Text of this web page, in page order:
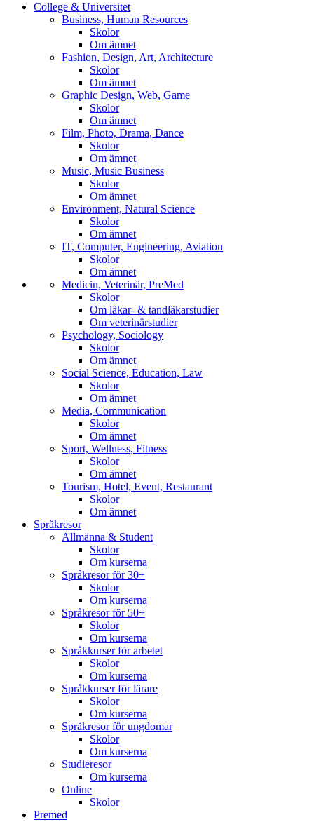
College & Universitet
Business, Human Resources
Skolor
Om ämnet
Fashion, Design, Art, Architecture
Skolor
Om ämnet
Graphic Design, Web, Game
Skolor
Om ämnet
Film, Photo, Drama, Dance
Skolor
Om ämnet
Music, Music Business
Skolor
Om ämnet
Environment, Natural Science
Skolor
Om ämnet
IT, Computer, Engineering, Aviation
Skolor
Om ämnet
Medicin, Veterinär, PreMed
Skolor
Om läkar- & tandläkarstudier
Om veterinärstudier
Psychology, Sociology
Skolor
Om ämnet
Social Science, Education, Law
Skolor
Om ämnet
Media, Communication
Skolor
Om ämnet
Sport, Wellness, Fitness
Skolor
Om ämnet
Tourism, Hotel, Event, Restaurant
Skolor
Om ämnet
Språkresor
Allmänna & Student
Skolor
Om kurserna
Språkresor för 30+
Skolor
Om kurserna
Språkresor för 50+
Skolor
Om kurserna
Språkkurser för arbetet
Skolor
Om kurserna
Språkkurser för lärare
Skolor
Om kurserna
Språkresor för ungdomar
Skolor
Om kurserna
Studieresor
Om kurserna
Online
Skolor
Premed